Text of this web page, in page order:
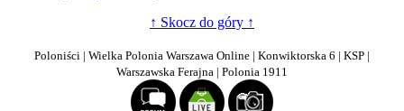
↑ Skocz do góry ↑
Poloniści | Wielka Polonia Warszawa Online | Konwiktorska 6 | KSP |
Warszawska Ferajna | Polonia 1911